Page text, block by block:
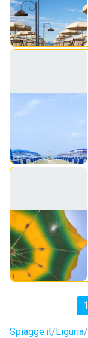
1
Spiagge.it Liguria